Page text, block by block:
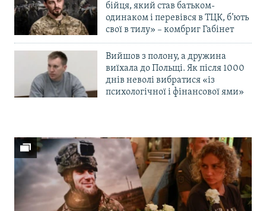
бійця, який став батьком-
одинаком і перевівся в ТЦК, б’ють
свої в тилу» – комбриг Габінет
Вийшов з полону, а дружина
виїхала до Польщі. Як після 1000
днів неволі вибратися «із
психологічної і фінансової ями»